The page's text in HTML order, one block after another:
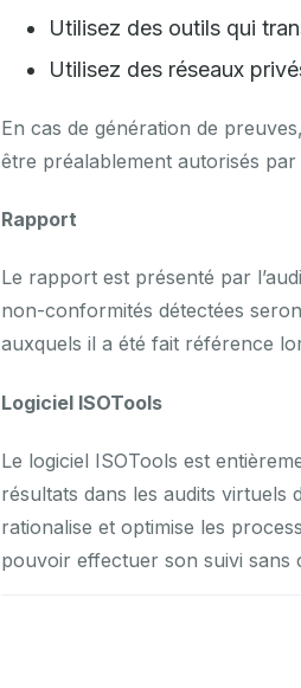
Utilisez des outils qui
Utilisez des réseaux
En cas de génération de
être préalablement autorisés par
Rapport
Le rapport est présenté par
non-conformités détectées
auxquels il a été fait référence
Logiciel ISOTools
Le logiciel ISOTools est
résultats dans les audits virtuels
rationalise et optimise les
pouvoir effectuer son suivi sans